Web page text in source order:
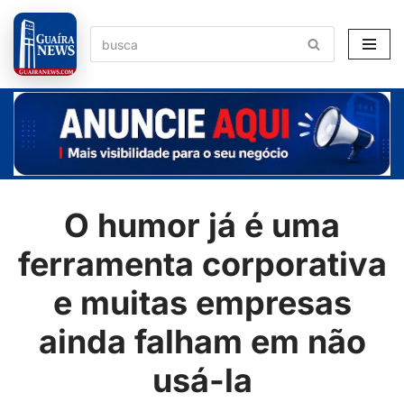
Pular
para
o
conteúdo
O humor já é uma
ferramenta corporativa
e muitas empresas
ainda falham em não
usá-la